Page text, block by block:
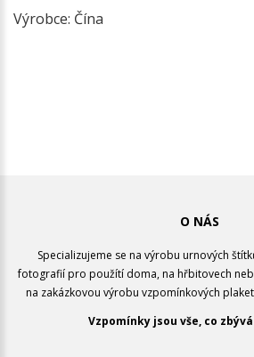
Výrobce: Čína
O NÁS
Specializujeme se na výrobu urnových
fotografií pro použítí doma, na hřbitovech
na zakázkovou výrobu vzpomínkových
Vzpomínky jsou vše, co